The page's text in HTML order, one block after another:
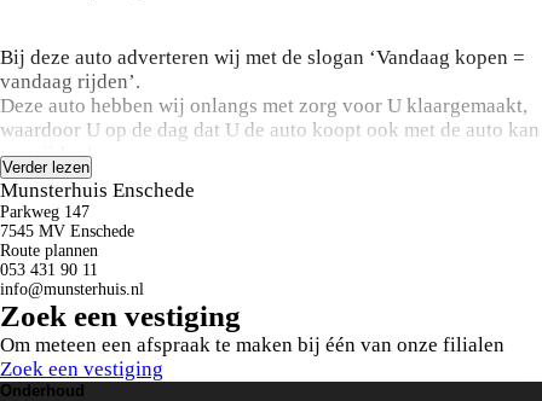
Bij deze auto adverteren wij met de slogan ‘Vandaag kopen =
vandaag rijden’.
Deze auto hebben wij onlangs met zorg voor U klaargemaakt,
waardoor U op de dag dat U de auto koopt ook met de auto kan
wegrijden!
Bij ons hoeft U daardoor geen 14 dagen te wachten op het
klaar maken van deze auto.
Benieuwd naar de mogelijkheden? Bel ons op 053-4319011!
Verder lezen
Munsterhuis Enschede
Parkweg 147
7545 MV Enschede
Route plannen
053 431 90 11
info@munsterhuis.nl
Zoek een vestiging
Om meteen een afspraak te maken bij één van onze filialen
Zoek een vestiging
Onderhoud